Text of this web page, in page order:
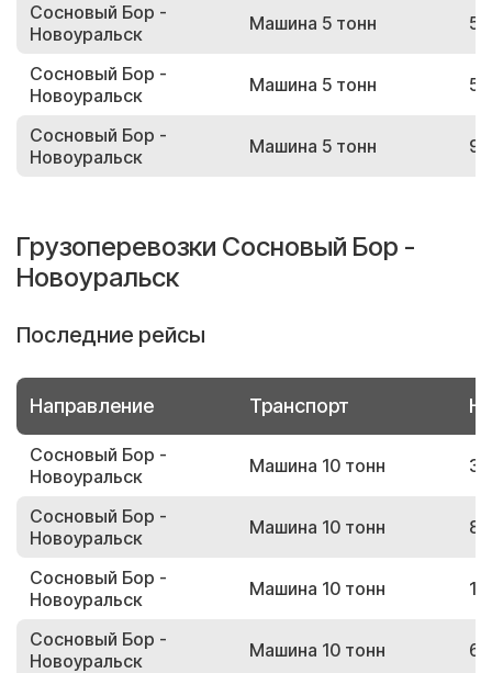
Сосновый Бор -
Новоуральск
Машина 5 тонн
Сосновый Бор -
Новоуральск
Машина 5 тонн
Сосновый Бор -
Новоуральск
Машина 5 тонн
Грузоперевозки Сосновый Бор -
Новоуральск
Последние рейсы
Направление Транспорт
Сосновый Бор -
Новоуральск
Машина 10 тонн
Сосновый Бор -
Новоуральск
Машина 10 тонн
Сосновый Бор -
Новоуральск
Машина 10 тонн
Сосновый Бор -
Новоуральск
Машина 10 тонн